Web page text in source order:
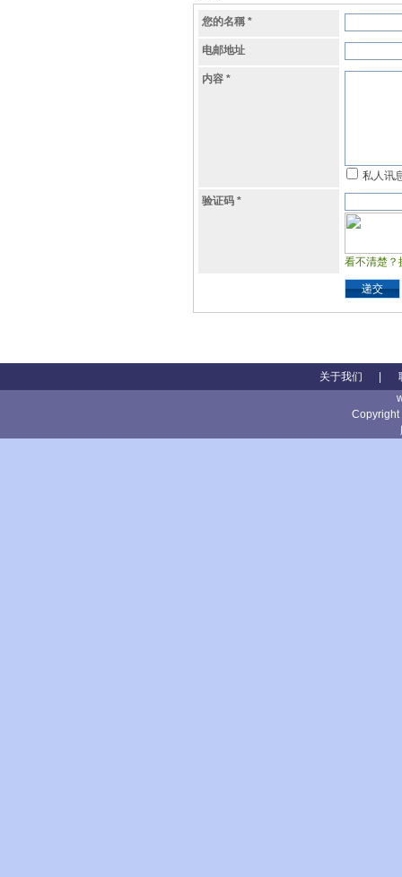
您的名稱 *
电邮地址
内容 *
私人讯
验证码 *
看不清楚？
递交
关于我们